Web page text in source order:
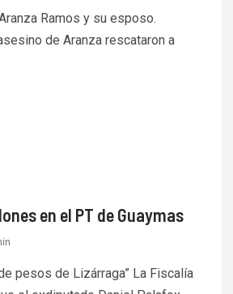
Ramos y su esposo.
de Aranza rescataron a
en el PT de Guaymas
pesos de Lizárraga” La Fiscalía